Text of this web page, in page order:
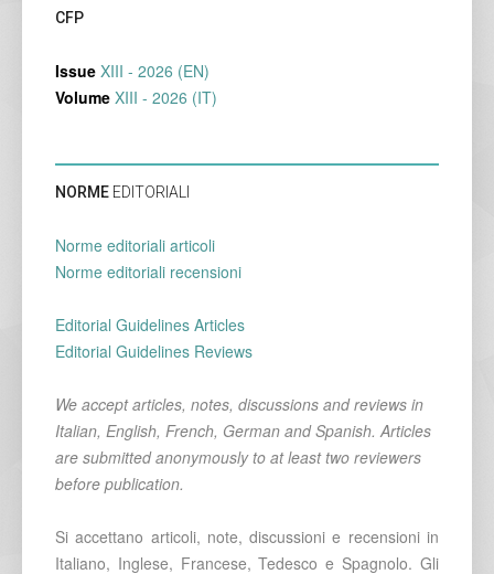
CFP
Issue XIII - 2026 (EN)
Volume XIII - 2026 (IT)
NORME EDITORIALI
Norme editoriali articoli
Norme editoriali recensioni
Editorial Guidelines Articles
Editorial Guidelines Reviews
We accept articles, notes, discussions and reviews in
Italian, English, French, German and Spanish. Articles
are submitted anonymously to at least two reviewers
before publication.
Si accettano articoli, note, discussioni e recensioni in
Italiano, Inglese, Francese, Tedesco e Spagnolo. Gli